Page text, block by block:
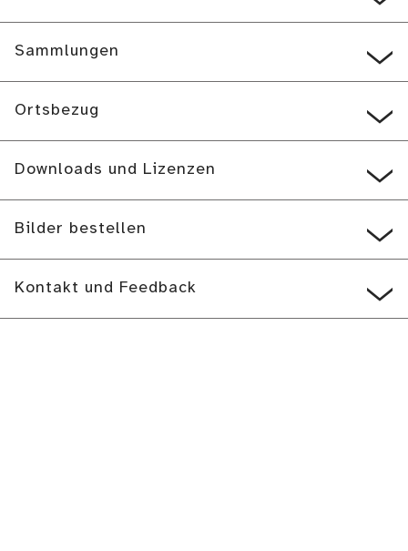
Sammlungen
Ortsbezug
Downloads und Lizenzen
Bilder bestellen
Kontakt und Feedback